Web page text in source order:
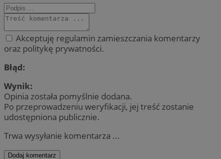
Akceptuję regulamin zamieszczania komentarzy
oraz politykę prywatności.
Błąd:
Wynik:
Opinia została pomyślnie dodana.
Po przeprowadzeniu weryfikacji, jej treść zostanie
udostępniona publicznie.
Trwa wysyłanie komentarza ...
Dodaj komentarz